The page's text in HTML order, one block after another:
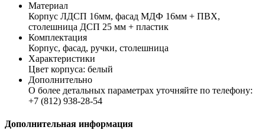
Материал
Корпус ЛДСП 16мм, фасад МДФ 16мм + ПВХ,
столешница ДСП 25 мм + пластик
Комплектация
Корпус, фасад, ручки, столешница
Характеристики
Цвет корпуса: белый
Дополнительно
О более детальных параметрах уточняйте по телефону:
+7 (812) 938-28-54
Дополнительная информация